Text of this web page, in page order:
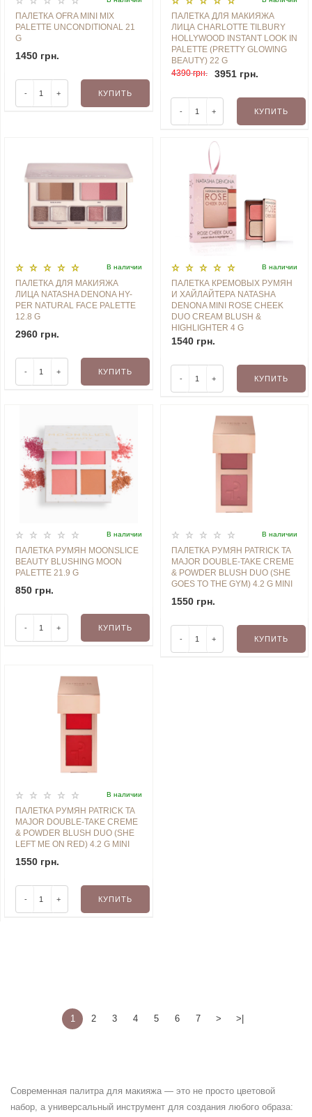
ПАЛЕТКА OFRA MINI MIX
PALETTE UNCONDITIONAL 21
G
1450 грн.
- + КУПИТЬ
ПАЛЕТКА ДЛЯ МАКИЯЖА
ЛИЦА CHARLOTTE TILBURY
HOLLYWOOD INSTANT LOOK IN
PALETTE (PRETTY GLOWING
BEAUTY) 22 G
4390 грн.
3951 грн.
- + КУПИТЬ
В наличии
ПАЛЕТКА ДЛЯ МАКИЯЖА
ЛИЦА NATASHA DENONA HY-
PER NATURAL FACE PALETTE
12.8 G
2960 грн.
- + КУПИТЬ
В наличии
ПАЛЕТКА КРЕМОВЫХ РУМЯН
И ХАЙЛАЙТЕРА NATASHA
DENONA MINI ROSE CHEEK
DUO CREAM BLUSH &
HIGHLIGHTER 4 G
1540 грн.
- + КУПИТЬ
В наличии
ПАЛЕТКА РУМЯН MOONSLICE
BEAUTY BLUSHING MOON
PALETTE 21.9 G
850 грн.
- + КУПИТЬ
В наличии
ПАЛЕТКА РУМЯН PATRICK TA
MAJOR DOUBLE-TAKE CREME
& POWDER BLUSH DUO (SHE
GOES TO THE GYM) 4.2 G MINI
1550 грн.
- + КУПИТЬ
В наличии
ПАЛЕТКА РУМЯН PATRICK TA
MAJOR DOUBLE-TAKE CREME
& POWDER BLUSH DUO (SHE
LEFT ME ON RED) 4.2 G MINI
1550 грн.
- + КУПИТЬ
1 2 3 4 5 6 7 > >|
Современная палитра для макияжа — это не просто цветовой
набор, а универсальный инструмент для создания любого образа: